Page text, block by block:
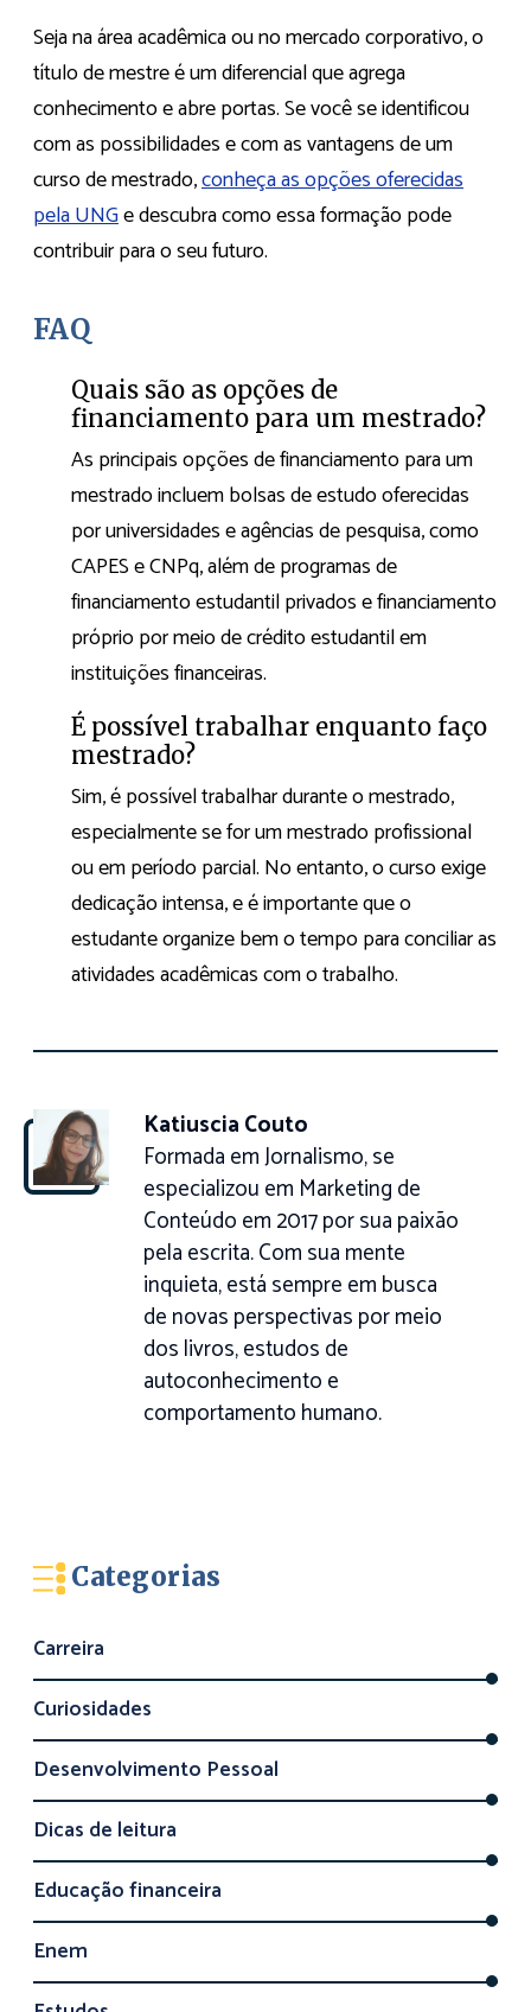
Seja na área acadêmica ou no mercado corporativo, o
título de mestre é um diferencial que agrega
conhecimento e abre portas. Se você se identificou
com as possibilidades e com as vantagens de um
curso de mestrado,conheça as opções oferecidas
pela UNGe descubra como essa formação pode
contribuir para o seu futuro.
FAQ
Quais são as opções de
financiamento para um mestrado?
As principais opções de financiamento para um
mestrado incluem bolsas de estudo oferecidas
por universidades e agências de pesquisa, como
CAPES e CNPq, além de programas de
financiamento estudantil privados e financiamento
próprio por meio de crédito estudantil em
instituições financeiras.
É possível trabalhar enquanto faço
mestrado?
Sim, é possível trabalhar durante o mestrado,
especialmente se for um mestrado profissional
ou em período parcial. No entanto, o curso exige
dedicação intensa, e é importante que o
estudante organize bem o tempo para conciliar as
atividades acadêmicas com o trabalho.
Katiuscia Couto
Formada em Jornalismo, se
especializou em Marketing de
Conteúdo em 2017 por sua paixão
pela escrita. Com sua mente
inquieta, está sempre em busca
de novas perspectivas por meio
dos livros, estudos de
autoconhecimento e
comportamento humano.
Categorias
Carreira
Curiosidades
Desenvolvimento Pessoal
Dicas de leitura
Educação financeira
Enem